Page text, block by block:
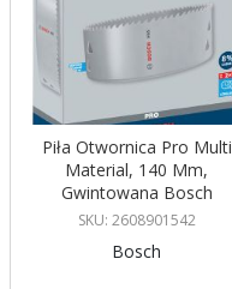
Piła Otwornica Pro Multi
Material, 140 Mm,
Gwintowana Bosch
SKU: 2608901542
Bosch